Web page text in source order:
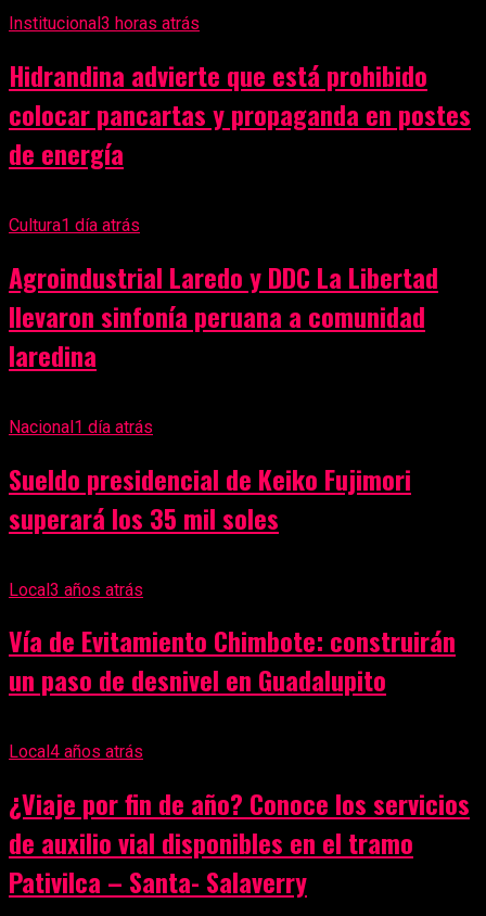
Institucional3 horas atrás
Hidrandina advierte que está prohibido
colocar pancartas y propaganda en postes
de energía
Cultura1 día atrás
Agroindustrial Laredo y DDC La Libertad
llevaron sinfonía peruana a comunidad
laredina
Nacional1 día atrás
Sueldo presidencial de Keiko Fujimori
superará los 35 mil soles
Local3 años atrás
Vía de Evitamiento Chimbote: construirán
un paso de desnivel en Guadalupito
Local 4 años atrás
¿Viaje por fin de año? Conoce los servicios
de auxilio vial disponibles en el tramo
Pativilca – Santa- Salaverry